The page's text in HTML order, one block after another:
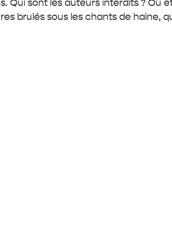
Qui sont les auteurs interdits ? Où
brulés sous les chants de haine,